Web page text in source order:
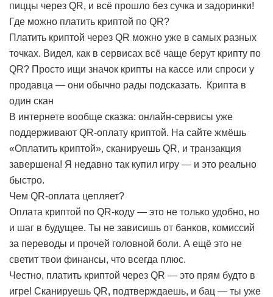
пиццы через QR, и всё прошло без сучка и задоринки!
Где можно платить криптой по QR?
Платить криптой через QR можно уже в самых разных
точках. Видел, как в сервисах всё чаще берут крипту по
QR? Просто ищи значок крипты на кассе или спроси у
продавца — они обычно рады подсказать.
Крипта в
один скан
В интернете вообще сказка: онлайн-сервисы уже
поддерживают QR-оплату криптой. На сайте жмёшь
«Оплатить криптой», сканируешь QR, и транзакция
завершена! Я недавно так купил игру — и это реально
быстро.
Чем QR-оплата цепляет?
Оплата криптой по QR-коду — это не только удобно, но
и шаг в будущее. Ты не зависишь от банков, комиссий
за переводы и прочей головной боли. А ещё это не
светит твои финансы, что всегда плюс.
Честно, платить криптой через QR — это прям будто в
игре! Сканируешь QR, подтверждаешь, и бац — ты уже